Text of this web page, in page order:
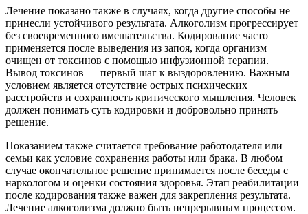
Лечение показано также в случаях, когда другие способы не
принесли устойчивого результата. Алкоголизм прогрессирует
без своевременного вмешательства. Кодирование часто
применяется после выведения из запоя, когда организм
очищен от токсинов с помощью инфузионной терапии.
Вывод токсинов — первый шаг к выздоровлению. Важным
условием является отсутствие острых психических
расстройств и сохранность критического мышления. Человек
должен понимать суть кодировки и добровольно принять
решение.
Показанием также считается требование работодателя или
семьи как условие сохранения работы или брака. В любом
случае окончательное решение принимается после беседы с
наркологом и оценки состояния здоровья. Этап реабилитации
после кодирования также важен для закрепления результата.
Лечение алкоголизма должно быть непрерывным процессом.